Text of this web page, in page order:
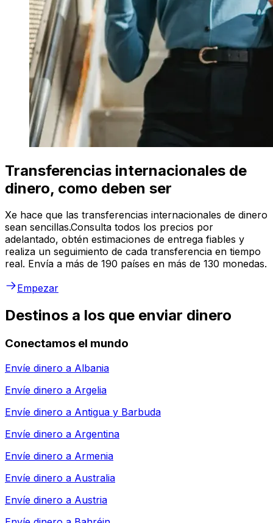
Transferencias internacionales de
dinero, como deben ser
Xe hace que las transferencias internacionales de dinero
sean sencillas.Consulta todos los precios por
adelantado, obtén estimaciones de entrega fiables y
realiza un seguimiento de cada transferencia en tiempo
real. Envía a más de 190 países en más de 130 monedas.
Empezar
Destinos a los que enviar dinero
Conectamos el mundo
Envíe dinero a Albania
Envíe dinero a Argelia
Envíe dinero a Antigua y Barbuda
Envíe dinero a Argentina
Envíe dinero a Armenia
Envíe dinero a Australia
Envíe dinero a Austria